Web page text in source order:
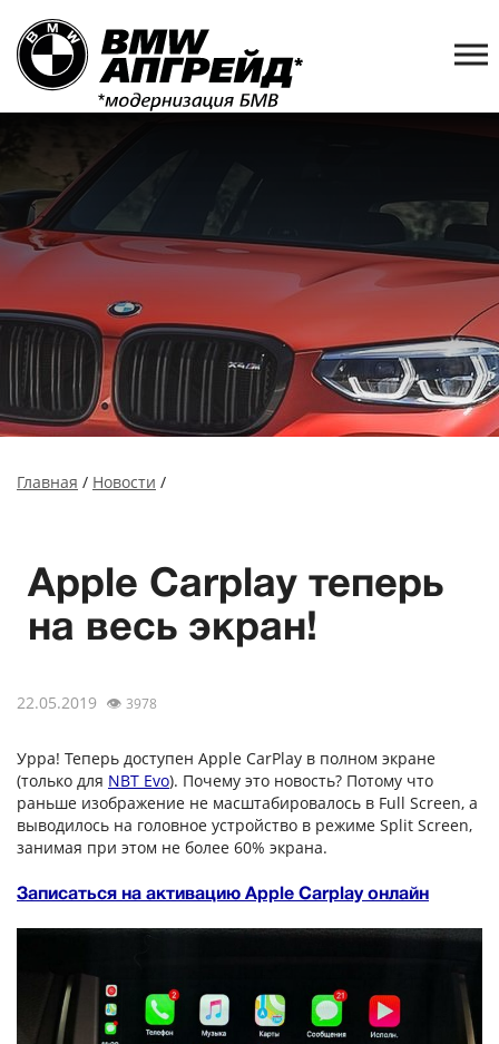
Главная / Новости /
Apple Carplay теперь
на весь экран!
22.05.2019 👁 3978
Урра! Теперь доступен Apple CarPlay в полном экране
(только для NBT Evo). Почему это новость? Потому что
раньше изображение не масштабировалось в Full Screen, а
выводилось на головное устройство в режиме Split Screen,
занимая при этом не более 60% экрана.
Записаться на активацию Apple Carplay онлайн